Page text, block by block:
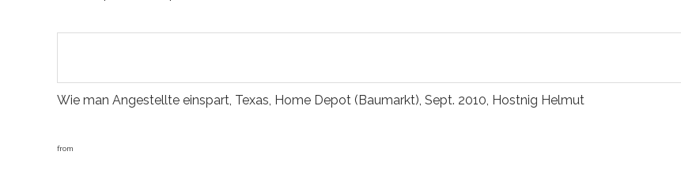
Wie man Angestellte einspart, Texas, Home Depot (Baumarkt), Sept. 2010, Hostnig Helmut
from